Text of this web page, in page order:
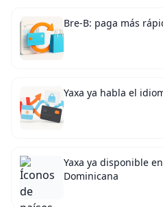
Bre-B: paga más
Yaxa ya habla el
Yaxa ya disponible
Dominicana